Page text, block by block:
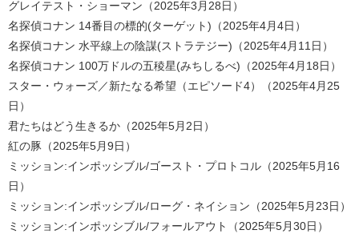
グレイテスト・ショーマン（2025年3月28日）
名探偵コナン 14番目の標的(ターゲット)（2025年4月4日）
名探偵コナン 水平線上の陰謀(ストラテジー)（2025年4月11日）
名探偵コナン 100万ドルの五稜星(みちしるべ)（2025年4月18日）
スター・ウォーズ／新たなる希望（エピソード4）（2025年4月25
日）
君たちはどう生きるか（2025年5月2日）
紅の豚（2025年5月9日）
ミッション:インポッシブル/ゴースト・プロトコル（2025年5月16
日）
ミッション:インポッシブル/ローグ・ネイション（2025年5月23日）
ミッション:インポッシブル/フォールアウト（2025年5月30日）